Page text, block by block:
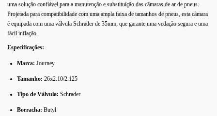
uma solução confiável para a manutenção e substituição das câmaras de ar de pneus.
Projetada para compatibilidade com uma ampla faixa de tamanhos de pneus, esta câmara
é equipada com uma válvula Schrader de 35mm, que garante uma vedação segura e uma
fácil inflação.
Especificações:
Marca: Journey
Tamanho: 26x2.10/2.125
Tipo de Válvula: Schrader
Borracha: Butyl